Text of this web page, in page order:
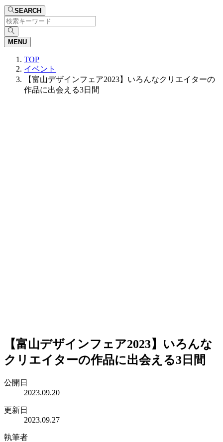
SEARCH
MENU
TOP
イベント
【富山デザインフェア2023】いろんなクリエイターの
作品に出会える3日間
【富山デザインフェア2023】いろんな
クリエイターの作品に出会える3日間
公開日
2023.09.20
更新日
2023.09.27
執筆者